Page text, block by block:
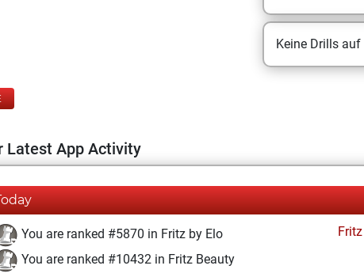
Keine Drills auf
Latest App Activity
You are ranked #5870 in Fritz by Elo
Fritz
You are ranked #10432 in Fritz Beauty